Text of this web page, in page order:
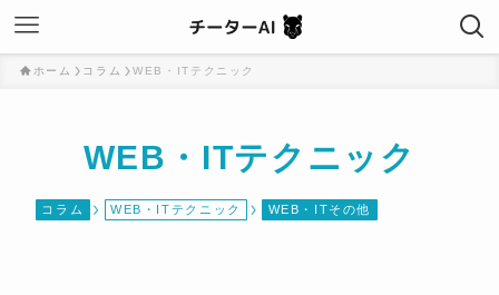
ホーム コラム WEB・ITテクニック
WEB・ITテクニック
コラム WEB・ITテクニック WEB・ITその他